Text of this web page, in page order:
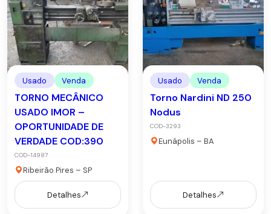
Usado Venda
TORNO MECÂNICO
USADO IMOR –
OPORTUNIDADE DE
VERDADE COD:390
COD-14987
Ribeirão Pires – SP
Detalhes
Usado Venda
Torno Nardini ND 250
Nodus
COD-3293
Eunápolis – BA
Detalhes